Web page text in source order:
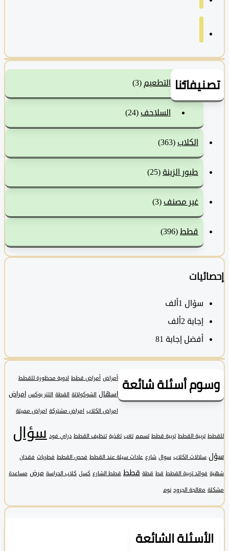
التطعيم(3)
السلاحف(24)
الكلاب(363)
طيور الزينة (25)
غير مصنف(3)
قطط (396)
سؤال1ألف
‫إجابة 2ألف
أفضل إجابة 81
أسئلة شائعة أمراض قطط ادوية محظورة للقطط
اسهال الشوكولاتة القطة اللتر بوكس امراض
امراض الكلاب امراض مشتركة امراض مميتة
تربية القطط تربية قطط تسمم تعب تغذية تنظيف القطط دراي فود سؤال
سلالات الكلاب سوال شارع عادات سيئة عند القطط فحص القطط فطريات فقدان
فوائد تربية القطط قط قطة قطط قطط الشارع كسل كلاب الحراسة مرض مساعدة
معالجة الجروح نوم
الشائعة